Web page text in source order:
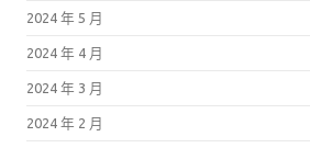
2024 年 5 月
2024 年 4 月
2024 年 3 月
2024 年 2 月